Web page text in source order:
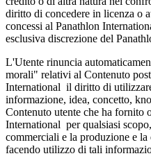
diritto di concedere in licenza o
concessi al Panathlon
esclusiva discrezione del
L'Utente rinuncia
morali" relativi al Contenuto
International il diritto di
informazione, idea, concetto,
Contenuto utente che ha fornito
International per qualsiasi
commerciali e la produzione e
facendo utilizzo di tali